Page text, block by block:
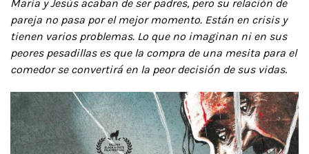
María y Jesús acaban de ser padres, pero su relación de
pareja no pasa por el mejor momento. Están en crisis y
tienen varios problemas. Lo que no imaginan ni en sus
peores pesadillas es que la compra de una mesita para el
comedor se convertirá en la peor decisión de sus vidas.